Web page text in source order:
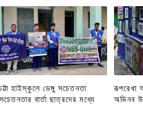
হাইস্কুলে ডেঙ্গু সচেতনতা
বার্তা ছাত্রদের মধ্যে
রূপরেখা
অভিনব